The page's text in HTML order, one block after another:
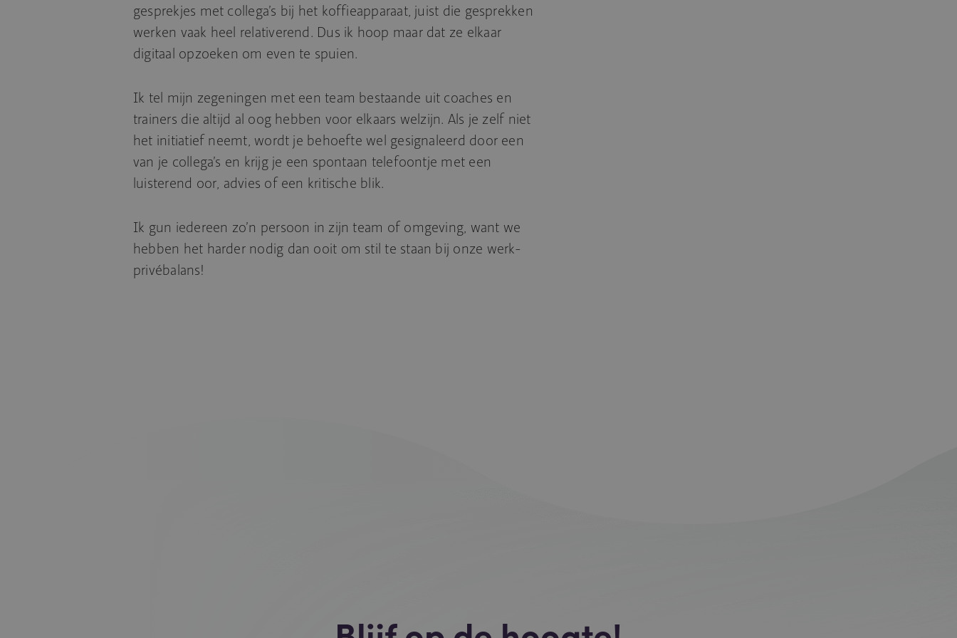
gesprekjes met collega’s bij het koffieapparaat, juist die gesprekken
werken vaak heel relativerend. Dus ik hoop maar dat ze elkaar
digitaal opzoeken om even te spuien.
Ik tel mijn zegeningen met een team bestaande uit coaches en
trainers die altijd al oog hebben voor elkaars welzijn. Als je zelf niet
het initiatief neemt, wordt je behoefte wel gesignaleerd door een
van je collega’s en krijg je een spontaan telefoontje met een
luisterend oor, advies of een kritische blik.
Ik gun iedereen zo’n persoon in zijn team of omgeving, want we
hebben het harder nodig dan ooit om stil te staan bij onze werk-
privébalans!